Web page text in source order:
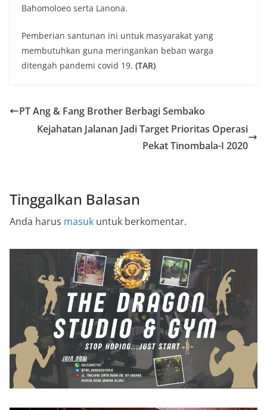
Bahomoloeo serta Lanona.
Pemberian santunan ini untuk masyarakat yang
membutuhkan guna meringankan beban warga
ditengah pandemi covid 19. (TAR)
PT Ang & Fang Brother Berbagi Sembako
Kejahatan Jalanan Jadi Target Prioritas Operasi
Pekat Tinombala-I 2020
Tinggalkan Balasan
Anda harus masuk untuk berkomentar.